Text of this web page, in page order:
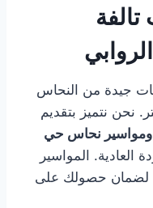
جيدة من النحاس
نحن نتميز بتقديم
ومواسير نحاس حي
العادية. المواسير
لضمان حصولك على